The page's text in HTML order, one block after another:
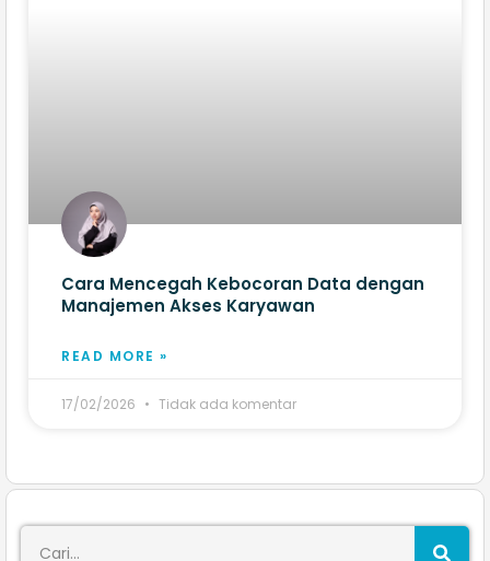
Cara Mencegah Kebocoran Data dengan
Manajemen Akses Karyawan
READ MORE »
17/02/2026 Tidak ada komentar